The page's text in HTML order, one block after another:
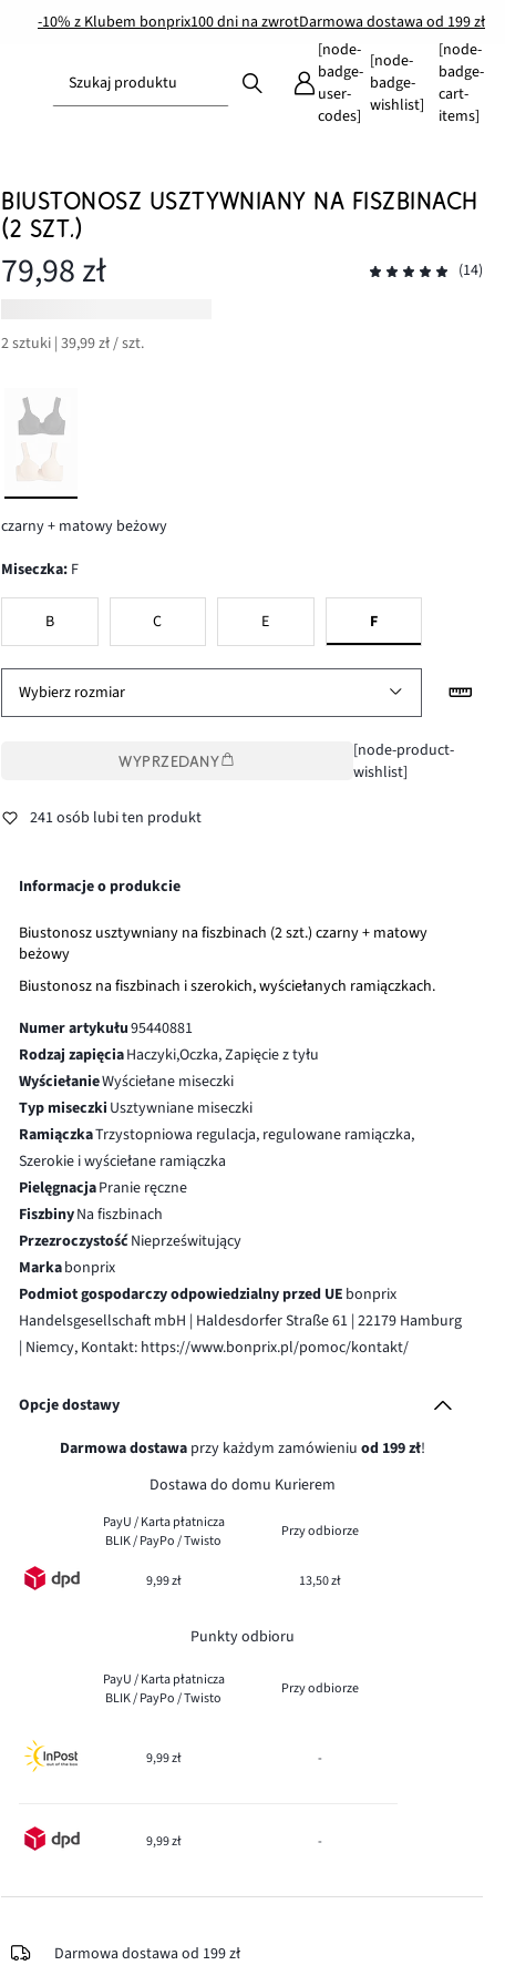
-10% z Klubem bonprix100 dni na zwrotDarmowa dostawa od 199 zł
Szukaj produktu
[node-
badge-
user-
codes]
[node-
badge-
wishlist]
[node-
badge-
cart-
items]
BIUSTONOSZ USZTYWNIANY NA FISZBINACH
(2 SZT.)
79,98 zł (14)
2 sztuki | 39,99 zł / szt.
czarny + matowy beżowy
Miseczka: F
B C E F
Wybierz rozmiar
WYPRZEDANY
[node-product-
wishlist]
241 osób lubi ten produkt
Informacje o produkcie
Biustonosz usztywniany na fiszbinach (2 szt.) czarny + matowy
beżowy
Biustonosz na fiszbinach i szerokich, wyściełanych ramiączkach.
Numer artykułu95440881
Rodzaj zapięciaHaczyki,Oczka, Zapięcie z tyłu
WyściełanieWyściełane miseczki
Typ miseczki Usztywniane miseczki
RamiączkaTrzystopniowa regulacja, regulowane ramiączka,
Szerokie i wyściełane ramiączka
PielęgnacjaPranie ręczne
FiszbinyNa fiszbinach
PrzezroczystośćNieprześwitujący
Markabonprix
Podmiot gospodarczy odpowiedzialny przed UE bonprix
Handelsgesellschaft mbH | Haldesdorfer Straße 61 | 22179 Hamburg
| Niemcy, Kontakt: https://www.bonprix.pl/pomoc/kontakt/
Opcje dostawy
Darmowa dostawaprzy każdym zamówieniu od 199 zł!
Dostawa do domu Kurierem
PayU / Karta płatnicza
BLIK / PayPo / Twisto
Przy odbiorze
9,99 zł 13,50 zł
Punkty odbioru
PayU / Karta płatnicza
BLIK / PayPo / Twisto
Przy odbiorze
9,99 zł -
9,99 zł -
Darmowa dostawa od 199 zł